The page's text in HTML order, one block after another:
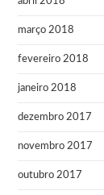
março 2018
fevereiro 2018
janeiro 2018
dezembro 2017
novembro 2017
outubro 2017